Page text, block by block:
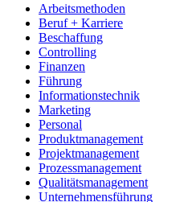
Arbeitsmethoden
Beruf + Karriere
Beschaffung
Controlling
Finanzen
Führung
Informationstechnik
Marketing
Personal
Produktmanagement
Projektmanagement
Prozessmanagement
Qualitätsmanagement
Unternehmensführung